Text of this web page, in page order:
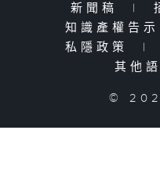
新聞稿 |
知識產權告示
私隱政策
|
其他
©